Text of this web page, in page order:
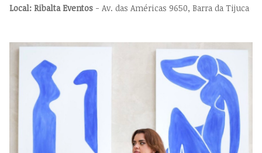
Local: Ribalta Eventos - Av. das Américas 9650, Barra da Tijuca